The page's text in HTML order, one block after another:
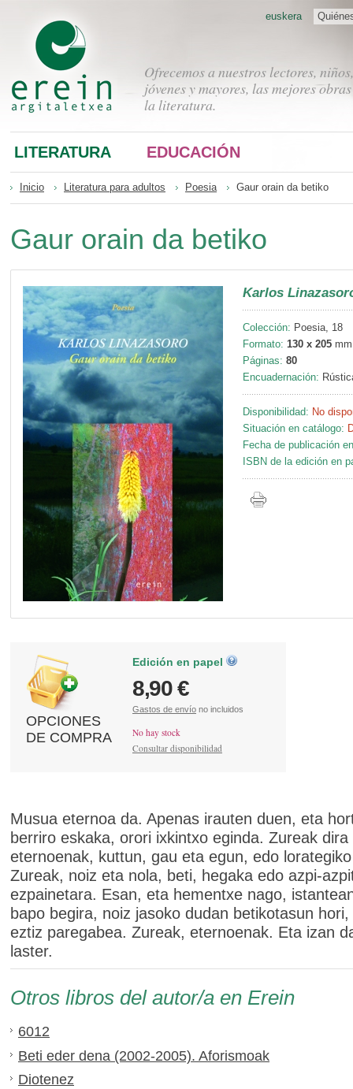
Ofrecemos a nuestros lectores, niños,
jóvenes y mayores, las mejores
la literatura.
euskera
LITERATURA EDUCACIÓN
Inicio Literatura para adultos Poesia Gaur orain da betiko
Gaur orain da betiko
Karlos
Colección: Poesia, 18
Formato: 130 x 205 mm
Páginas: 80
Encuadernación:
Disponibilidad: No
Situación en catálogo:
Fecha de publicación
ISBN de la edición en
OPCIONES
DE COMPRA
Edición en papel
8,90 €
Gastos de envío no incluidos
No hay stock
Consultar disponibilidad
Musua eternoa da. Apenas irauten duen, eta
berriro eskaka, orori ixkintxo eginda. Zureak dira
eternoenak, kuttun, gau eta egun, edo
Zureak, noiz eta nola, beti, hegaka edo azpi-
ezpainetara. Esan, eta hementxe nago,
bapo begira, noiz jasoko dudan betikotasun
eztiz paregabea. Zureak, eternoenak. Eta izan
laster.
Otros libros del autor/a en Erein
6012
Beti eder dena (2002-2005). Aforismoak
Diotenez